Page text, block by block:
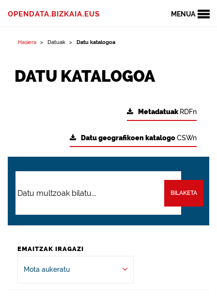
MENUA
OPENDATA.BIZKAIA.EUS
Hasiera Datuak Datu katalogoa
DATU KATALOGOA
Metadatuak RDFn
Datu geografikoen katalogoCSWn
BILAKETA
EMAITZAK IRAGAZI
Mota aukeratu